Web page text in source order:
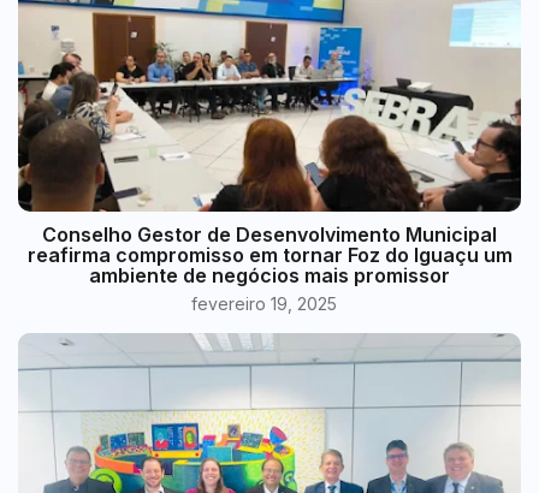
Conselho Gestor de Desenvolvimento Municipal
reafirma compromisso em tornar Foz do Iguaçu um
ambiente de negócios mais promissor
fevereiro 19, 2025